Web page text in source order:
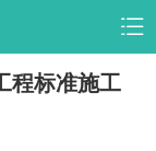
程标准施工